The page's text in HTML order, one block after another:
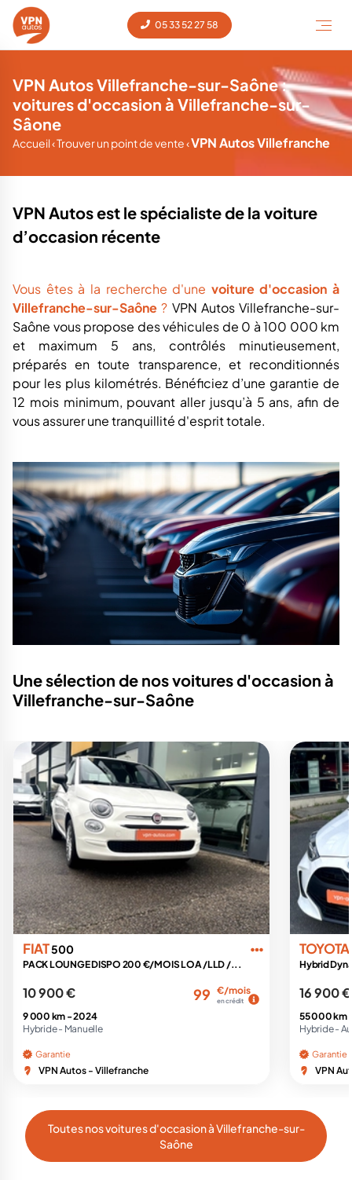
05 33 52 27 58
VPN Autos Villefranche-sur-Saône :
voitures d'occasion à Villefranche-sur-
Sâone
Accueil‹Trouver un point de vente‹VPN Autos Villefranche
VPN Autos est le spécialiste de la voiture
d’occasion récente
Vous êtes à la recherche d'une voiture d'occasion à
Villefranche-sur-Saône? VPN Autos Villefranche-sur-
Saône vous propose des véhicules de 0 à 100 000 km
et maximum 5 ans, contrôlés minutieusement,
préparés en toute transparence, et reconditionnés
pour les plus kilométrés. Bénéficiez d’une garantie de
12 mois minimum, pouvant aller jusqu’à 5 ans, afin de
vous assurer une tranquillité d'esprit totale.
Une sélection de nos voitures d'occasion à
Villefranche-sur-Saône
FIAT500
PACK LOUNGE DISPO 200 €/MOIS LOA /LLD /...
10 900 € 99 €/mois
en crédit
9 000 km -2024
Hybride - Manuelle
Garantie
VPN Autos - Villefranche
TOYOTA
Hybrid
16 900 €
55 000 km
Hybride -
Garantie
VPN
Toutes nos voitures d'occasion à Villefranche-sur-
Saône